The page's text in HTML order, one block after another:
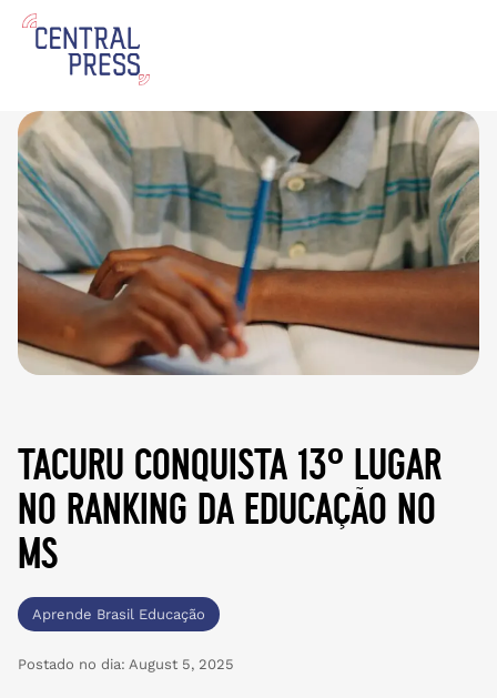
tacuru conquista 13º lugar
no ranking da educação no
ms
Aprende Brasil Educação
Postado no dia: August 5, 2025